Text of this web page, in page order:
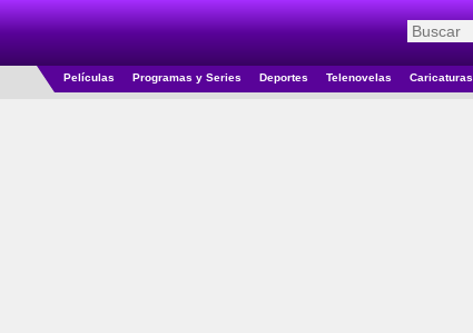
Películas Programas y Series Deportes Telenovelas Caricaturas